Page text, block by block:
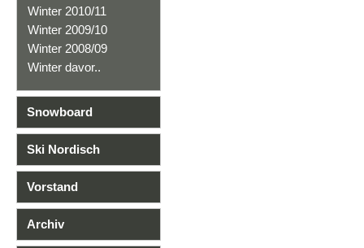
Winter 2010/11
Winter 2009/10
Winter 2008/09
Winter davor..
Snowboard
Ski Nordisch
Vorstand
Archiv